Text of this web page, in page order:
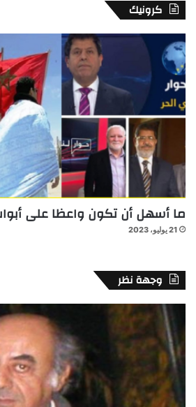
كرونيك
ما أسهل أن تكون واعظا على
21 يوليو، 2023
وجهة نظر